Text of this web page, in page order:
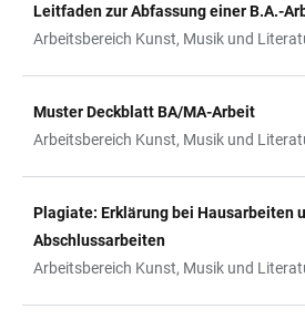
Leitfaden zur Abfassung einer B.A.-
Arbeitsbereich Kunst, Musik und
Muster Deckblatt BA/MA-Arbeit
Arbeitsbereich Kunst, Musik und
Plagiate: Erklärung bei Hausarbeiten
Abschlussarbeiten
Arbeitsbereich Kunst, Musik und